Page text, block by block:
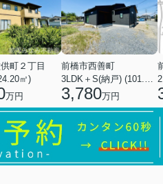
町２丁目
㎡)
万円
前橋市西善町
3,780万円